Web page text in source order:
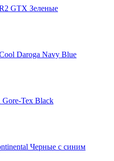
GTX Зеленые
Daroga Navy Blue
Gore-Tex Black
Черные с синим